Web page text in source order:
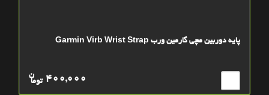
پایه دوربین مچی گارمین ورب Garmin Virb Wrist Strap
توما
ن 400,000